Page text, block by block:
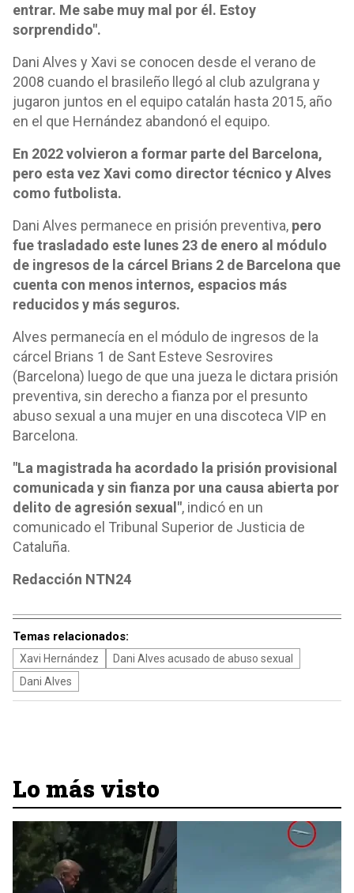
entrar. Me sabe muy mal por él. Estoy
sorprendido".
Dani Alves y Xavi se conocen desde el verano de
2008 cuando el brasileño llegó al club azulgrana y
jugaron juntos en el equipo catalán hasta 2015, año
en el que Hernández abandonó el equipo.
En 2022 volvieron a formar parte del Barcelona,
pero esta vez Xavi como director técnico y Alves
como futbolista.
Dani Alves permanece en prisión preventiva, pero
fue trasladado este lunes 23 de enero al módulo
de ingresos de la cárcel Brians 2 de Barcelona que
cuenta con menos internos, espacios más
reducidos y más seguros.
Alves permanecía en el módulo de ingresos de la
cárcel Brians 1 de Sant Esteve Sesrovires
(Barcelona) luego de que una jueza le dictara prisión
preventiva, sin derecho a fianza por el presunto
abuso sexual a una mujer en una discoteca VIP en
Barcelona.
"La magistrada ha acordado la prisión provisional
comunicada y sin fianza por una causa abierta por
delito de agresión sexual", indicó en un
comunicado el Tribunal Superior de Justicia de
Cataluña.
Redacción NTN24
Temas relacionados:
Xavi Hernández
Dani Alves acusado de abuso sexual
Dani Alves
Lo más visto